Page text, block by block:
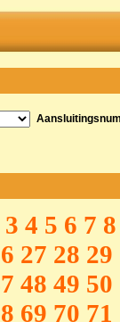
3 4 5 6 7 8
27 28 29
48 49 50
69 70 71